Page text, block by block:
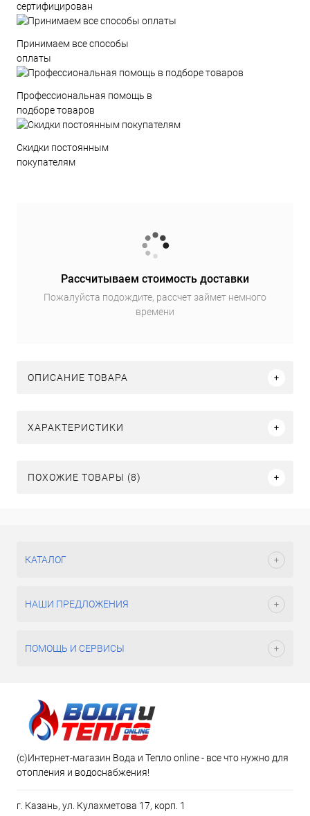
сертифицирован
Принимаем все способы
оплаты
Профессиональная помощь в
подборе товаров
Скидки постоянным
покупателям
Рассчитываем стоимость доставки
Пожалуйста подождите, рассчет займет немного
времени
ОПИСАНИЕ ТОВАРА
ХАРАКТЕРИСТИКИ
ПОХОЖИЕ ТОВАРЫ (8)
КАТАЛОГ
НАШИ ПРЕДЛОЖЕНИЯ
ПОМОЩЬ И СЕРВИСЫ
(c)Интернет-магазин Вода и Тепло online - все что нужно для
отопления и водоснабжения!
г. Казань, ул. Кулахметова 17, корп. 1